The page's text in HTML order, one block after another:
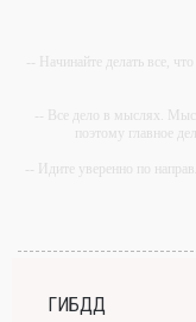
-- Начинайте делать все,
-- Все дело в мыслях.
поэтому главное
-- Идите уверенно по
-- Лучшее, что можно
Он никогда не
ГИБДД